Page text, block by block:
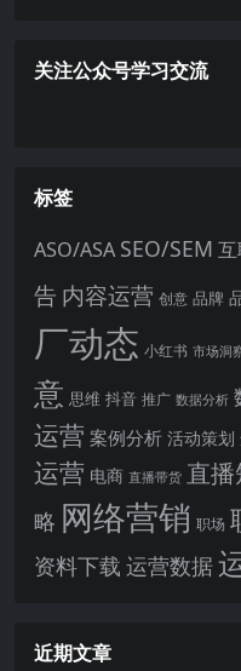
关注公众号学习交流
标签
ASO/ASA SEO/SEM
告 内容运营 创意 品牌
厂动态 小红书 市场洞
意 思维 抖音 推广 数据分析
运营 案例分析 活动策划
运营 电商 直播带货 直
略 网络营销 职场
资料下载 运营数据
近期文章